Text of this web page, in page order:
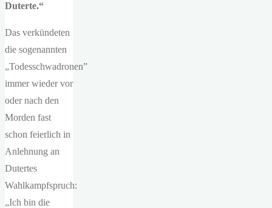
Duterte.“
Das verkündeten
die sogenannten
„Todesschwadronen”
immer wieder vor
oder nach den
Morden fast
schon feierlich in
Anlehnung an
Dutertes
Wahlkampfspruch:
„Ich bin die